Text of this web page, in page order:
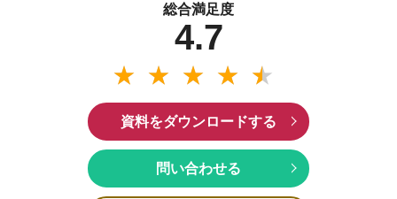
総合満足度
4.7
資料をダウンロードする
問い合わせる